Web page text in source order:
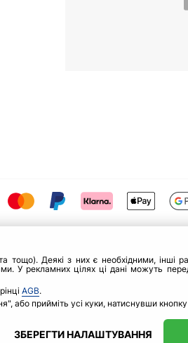
Деякі з них є необхідними, інші
У рекламних цілях ці дані можуть
AGB.
або прийміть усі куки, натиснувши
ЗБЕРЕГТИ НАЛАШТУВАННЯ